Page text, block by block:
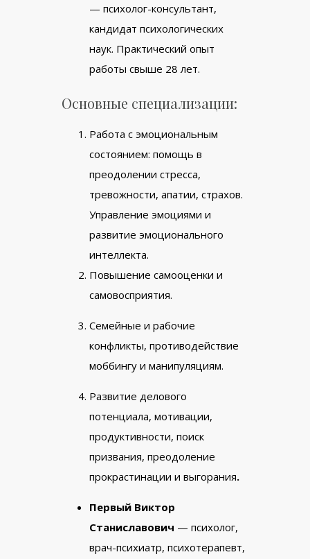
— психолог-консультант,
кандидат психологических
наук. Практический опыт
работы свыше 28 лет.
Основные специализации:
Работа с эмоциональным
состоянием: помощь в
преодолении стресса,
тревожности, апатии, страхов.
Управление эмоциями и
развитие эмоционального
интеллекта.
Повышение самооценки и
самовосприятия.
Семейные и рабочие
конфликты, противодействие
моббингу и манипуляциям.
Развитие делового
потенциала, мотивации,
продуктивности, поиск
призвания, преодоление
прокрастинации и выгорания.
Первый Виктор
Станиславович — психолог,
врач-психиатр, психотерапевт,